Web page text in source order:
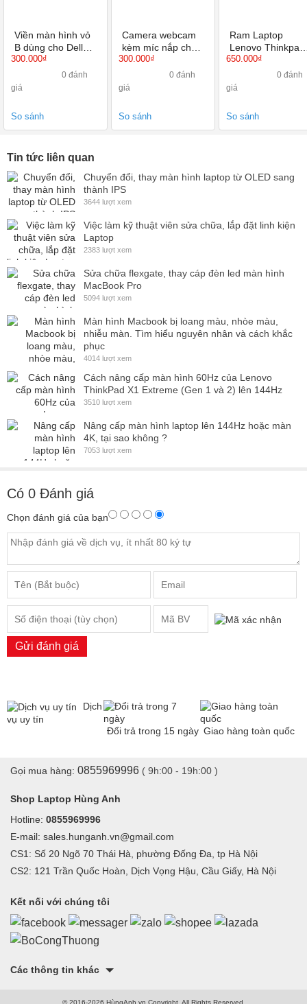
Viền màn hình vỏ
B dùng cho Dell
Latitude E5470
300.000₫
0 đánh
giá
So sánh
Camera webcam
kèm míc nắp cho
Dell Precision
300.000₫
0 đánh
giá
So sánh
Ram Laptop
Lenovo Thinkpad
T460S
650.000₫
0 đánh
giá
So sánh
Tin tức liên quan
Chuyển đổi, thay màn hình laptop từ OLED sang
thành IPS
3644 lượt xem
Việc làm kỹ thuật viên sửa chữa, lắp đặt linh kiện
Laptop
2383 lượt xem
Sửa chữa flexgate, thay cáp đèn led màn hình
MacBook Pro
5094 lượt xem
Màn hình Macbook bị loang màu, nhòe màu,
nhiễu màn. Tìm hiểu nguyên nhân và cách khắc
phục
4014 lượt xem
Cách nâng cấp màn hình 60Hz của Lenovo
ThinkPad X1 Extreme (Gen 1 và 2) lên 144Hz
3510 lượt xem
Nâng cấp màn hình laptop lên 144Hz hoặc màn
4K, tại sao không ?
7053 lượt xem
Có 0 Đánh giá
Chọn đánh giá của bạn
Gửi đánh giá
Dịch
vụ uy tín
Đổi trả trong 15 ngày Giao hàng toàn quốc
Gọi mua hàng: 0855969996 ( 9h:00 - 19h:00 )
Shop Laptop Hùng Anh
Hotline: 0855969996
E-mail: sales.hunganh.vn@gmail.com
CS1: Số 20 Ngõ 70 Thái Hà, phường Đống Đa, tp Hà Nội
CS2: 121 Trần Quốc Hoàn, Dịch Vọng Hậu, Cầu Giấy, Hà Nội
Kết nối với chúng tôi
Các thông tin khác
© 2016-2026 HùngAnh.vn Copyright, All Rights Reserved.